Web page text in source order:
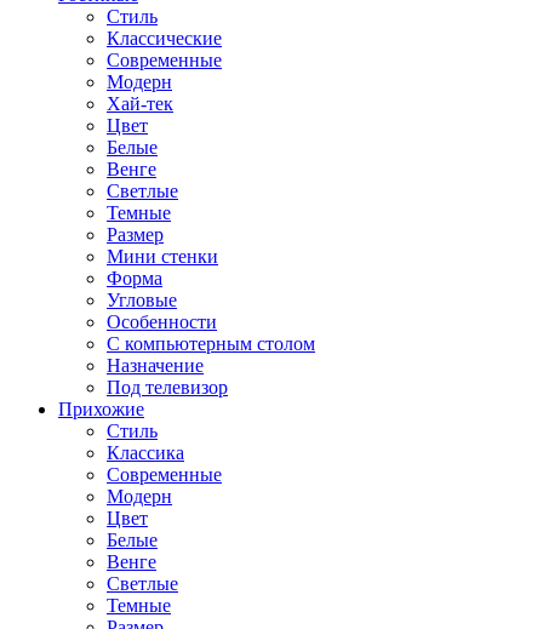
Стиль
Классические
Современные
Модерн
Хай-тек
Цвет
Белые
Венге
Светлые
Темные
Размер
Мини стенки
Форма
Угловые
Особенности
С компьютерным столом
Назначение
Под телевизор
Прихожие
Стиль
Классика
Современные
Модерн
Цвет
Белые
Венге
Светлые
Темные